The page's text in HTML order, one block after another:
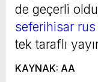
de geçerli
seferihisar
tek taraflı
KAYNAK: AA